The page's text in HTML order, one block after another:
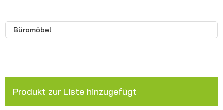
Büromöbel
Produkt zur Liste hinzugefügt